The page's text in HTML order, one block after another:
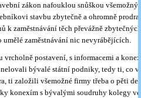
zákon nafouklou snůškou
stavbu zbytečně a ohromně
k zaměstnávání těch převážně
umělé zaměstnávání nic nevyrábějících.
vrcholně postavení, s informacemi a
bývalé státní podniky, tedy ti, co
ti založili všemožné firmy třeba o pěti
konexím s bývalými soudruhy kolegy ve